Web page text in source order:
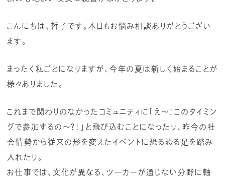
こんにちは、哲子です。本日もお悩み相談ありがとうござい
ます。
まったく私ごとになりますが、今年の夏は新しく始まることが
様々ありました。
これまで関わりのなかったコミュニティに「え〜！このタイミン
グで参加するの〜？！」と飛び込むことになったり、昨今の社
会情勢から従来の形を変えたイベントに恐る恐る足を踏み
入れたり。
お仕事では、文化が異なる、ツーカーが通じない分野に軸